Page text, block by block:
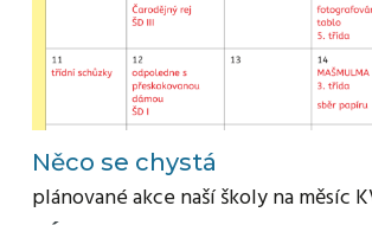
Něco se chystá
plánované akce naší školy na měsíc